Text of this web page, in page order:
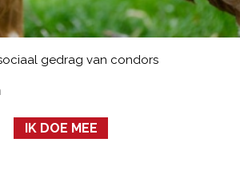
gedrag van condors
IK DOE MEE